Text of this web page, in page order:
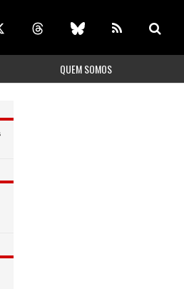
QUEM SOMOS